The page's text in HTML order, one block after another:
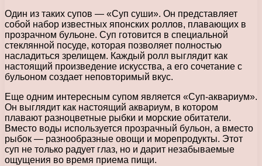
Один из таких супов — «Суп суши». Он представляет
собой набор известных японских роллов, плавающих в
прозрачном бульоне. Суп готовится в специальной
стеклянной посуде, которая позволяет полностью
насладиться зрелищем. Каждый ролл выглядит как
настоящий произведение искусства, а его сочетание с
бульоном создает неповторимый вкус.
Еще одним интересным супом является «Суп-аквариум».
Он выглядит как настоящий аквариум, в котором
плавают разноцветные рыбки и морские обитатели.
Вместо воды используется прозрачный бульон, а вместо
рыбок — разнообразные овощи и морепродукты. Этот
суп не только радует глаз, но и дарит незабываемые
ощущения во время приема пищи.